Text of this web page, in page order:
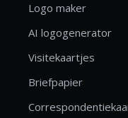
Logo maker
AI logogenerator
Visitekaartjes
Briefpapier